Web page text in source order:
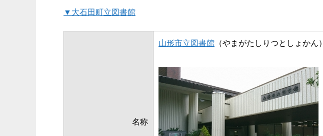
▼大石田町立図書館
名称
山形市立図書館 （やまがたしりつとしょかん）